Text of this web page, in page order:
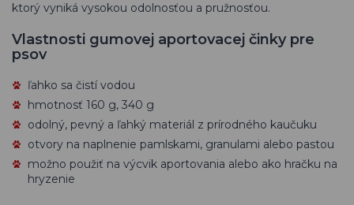
ktorý vyniká vysokou odolnosťou a pružnosťou.
Vlastnosti gumovej aportovacej činky pre
psov
ľahko sa čistí vodou
hmotnosť 160 g, 340 g
odolný, pevný a ľahký materiál z prírodného kaučuku
otvory na naplnenie pamlskami, granulami alebo pastou
možno použiť na výcvik aportovania alebo ako hračku na
hryzenie